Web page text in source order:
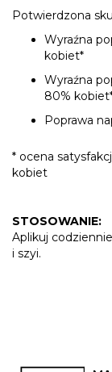
Potwierdzona
Wyraźna
kobiet*
Wyraźna
80%
Poprawa
* ocena
kobiet
STOSOWANIE:
Aplikuj
i szyi.